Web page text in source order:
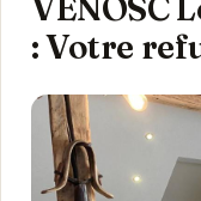
: Votre